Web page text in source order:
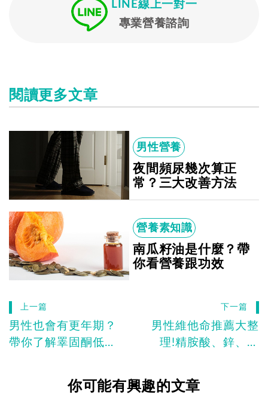
LINE線上一對一
專業營養諮詢
閱讀更多文章
男性營養
夜間頻尿幾次算正
常？三大改善方法
營養素知識
南瓜籽油是什麼？帶
你看營養跟功效
上一篇
男性也會有更年期？
帶你了解睪固酮低下
下一篇
男性維他命推薦大整
理!精胺酸、鋅、瑪
群哪一個對你最有幫
你可能有興趣的文章